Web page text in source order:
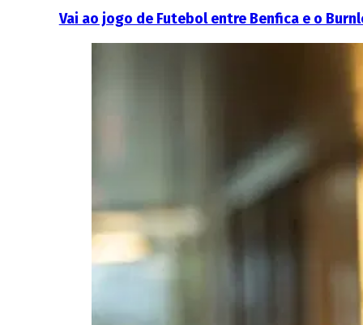
Vai ao jogo de Futebol entre Benfica e o